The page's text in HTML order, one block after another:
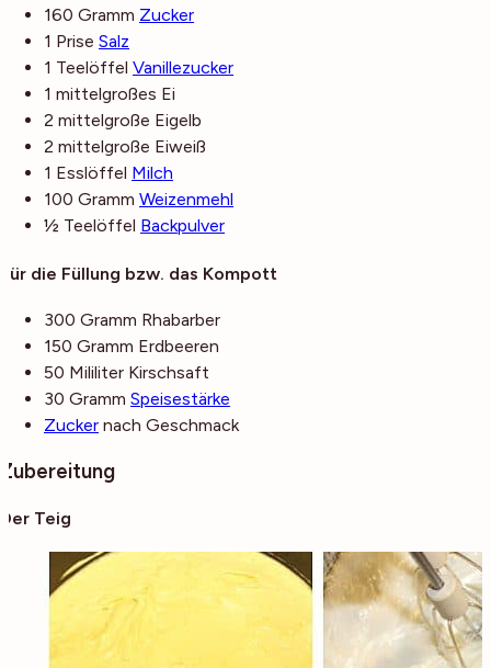
160 Gramm Zucker
1 Prise Salz
1 Teelöffel Vanillezucker
1 mittelgroßes Ei
2 mittelgroße Eigelb
2 mittelgroße Eiweiß
1 Esslöffel Milch
100 Gramm Weizenmehl
½ Teelöffel Backpulver
Für die Füllung bzw. das Kompott
300 Gramm Rhabarber
150 Gramm Erdbeeren
50 Mililiter Kirschsaft
30 Gramm Speisestärke
Zucker nach Geschmack
Zubereitung
Der Teig